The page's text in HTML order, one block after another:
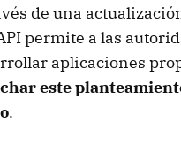
de una
permite a las
aplicaciones
este
.